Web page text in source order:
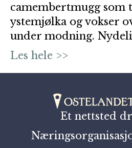
camembertmugg som
ystemjølka og vokser
under modning.
Les hele >>
Et nettsted